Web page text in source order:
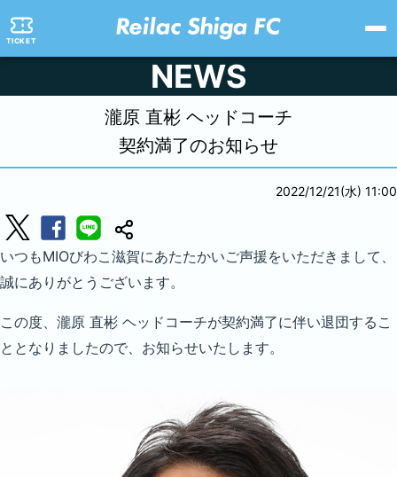
TICKET
NEWS
瀧原 直彬 ヘッドコーチ
契約満了のお知らせ
2022/12/21(水) 11:00
いつもMIOびわこ滋賀にあたたかいご声援をいただきまして、
誠にありがとうございます。
この度、瀧原 直彬 ヘッドコーチが契約満了に伴い退団するこ
ととなりましたので、お知らせいたします。